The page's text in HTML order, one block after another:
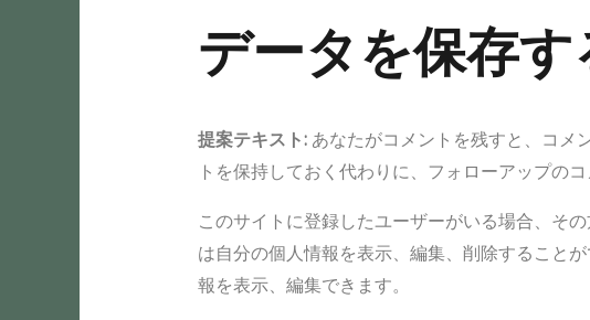
データを保存す
提案テキスト: あなたがコメントを残すと、コメ
トを保持しておく代わりに、フォローアップの
このサイトに登録したユーザーがいる場合、そ
は自分の個人情報を表示、編集、削除すること
報を表示、編集できます。